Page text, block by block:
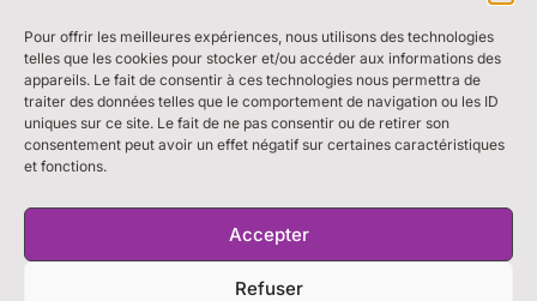
Pour offrir les meilleures expériences, nous utilisons des technologies
telles que les cookies pour stocker et/ou accéder aux informations des
appareils. Le fait de consentir à ces technologies nous permettra de
traiter des données telles que le comportement de navigation ou les ID
uniques sur ce site. Le fait de ne pas consentir ou de retirer son
consentement peut avoir un effet négatif sur certaines caractéristiques
et fonctions.
Accepter
Refuser
RESSOURCES
BULLE DE DIALOGUE
S’ABONNER À LA NEWSLETTER